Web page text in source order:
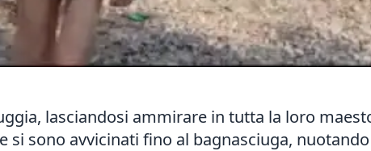
lasciandosi ammirare in tutta la loro
sono avvicinati fino al bagnasciuga,